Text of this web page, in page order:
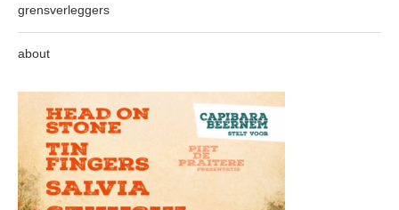
grensverleggers
about